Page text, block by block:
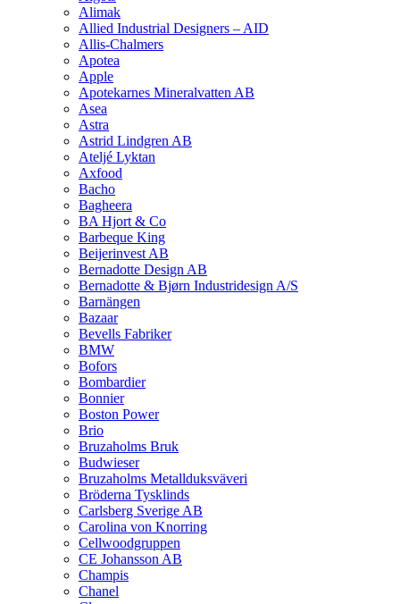
Alimak
Allied Industrial Designers – AID
Allis-Chalmers
Apotea
Apple
Apotekarnes Mineralvatten AB
Asea
Astra
Astrid Lindgren AB
Ateljé Lyktan
Axfood
Bacho
Bagheera
BA Hjort & Co
Barbeque King
Beijerinvest AB
Bernadotte Design AB
Bernadotte & Bjørn Industridesign A/S
Barnängen
Bazaar
Bevells Fabriker
BMW
Bofors
Bombardier
Bonnier
Boston Power
Brio
Bruzaholms Bruk
Budwieser
Bruzaholms Metallduksväveri
Bröderna Tysklinds
Carlsberg Sverige AB
Carolina von Knorring
Cellwoodgruppen
CE Johansson AB
Champis
Chanel